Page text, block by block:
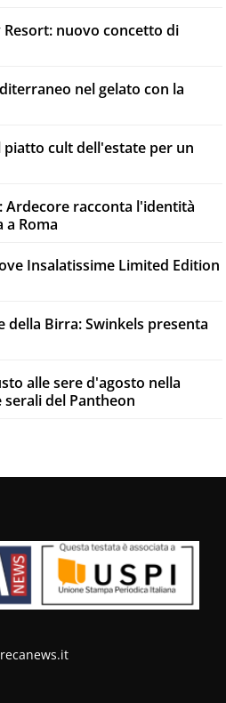
Resort: nuovo concetto di
nel gelato con la
piatto cult dell'estate per un
Ardecore racconta l'identità
a Roma
Insalatissime Limited Edition
della Birra: Swinkels presenta
alle sere d'agosto nella
del Pantheon